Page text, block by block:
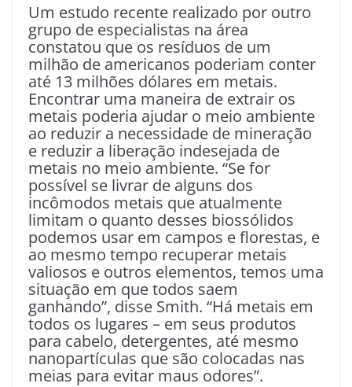
Um estudo recente realizado por outro
grupo de especialistas na área
constatou que os resíduos de um
milhão de americanos poderiam conter
até 13 milhões dólares em metais.
Encontrar uma maneira de extrair os
metais poderia ajudar o meio ambiente
ao reduzir a necessidade de mineração
e reduzir a liberação indesejada de
metais no meio ambiente. “Se for
possível se livrar de alguns dos
incômodos metais que atualmente
limitam o quanto desses biossólidos
podemos usar em campos e florestas, e
ao mesmo tempo recuperar metais
valiosos e outros elementos, temos uma
situação em que todos saem
ganhando”, disse Smith. “Há metais em
todos os lugares – em seus produtos
para cabelo, detergentes, até mesmo
nanopartículas que são colocadas nas
meias para evitar maus odores”.